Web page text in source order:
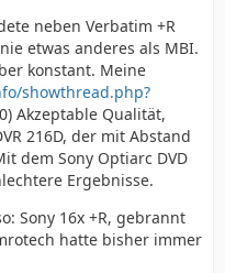
neben Verbatim +R
etwas anderes als MBI.
konstant. Meine
showthread.php?
Akzeptable Qualität,
216D, der mit Abstand
dem Sony Optiarc DVD
Ergebnisse.
Sony 16x +R, gebrannt
hatte bisher immer